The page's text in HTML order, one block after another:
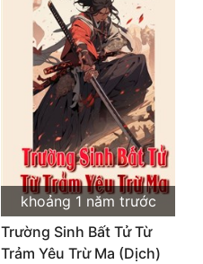
khoảng 1 năm trước
Trường Sinh Bất Tử Từ
Trảm Yêu Trừ Ma (Dịch)